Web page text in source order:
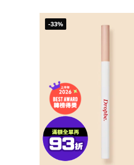
-33%